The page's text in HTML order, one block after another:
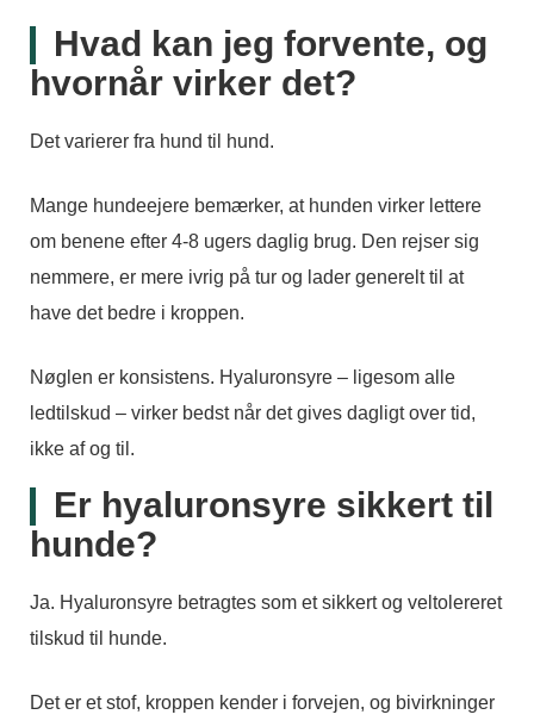
Hvad kan jeg forvente, og
hvornår virker det?
Det varierer fra hund til hund.
Mange hundeejere bemærker, at hunden virker lettere
om benene efter 4-8 ugers daglig brug. Den rejser sig
nemmere, er mere ivrig på tur og lader generelt til at
have det bedre i kroppen.
Nøglen er konsistens. Hyaluronsyre – ligesom alle
ledtilskud – virker bedst når det gives dagligt over tid,
ikke af og til.
Er hyaluronsyre sikkert til
hunde?
Ja. Hyaluronsyre betragtes som et sikkert og veltolereret
tilskud til hunde.
Det er et stof, kroppen kender i forvejen, og bivirkninger